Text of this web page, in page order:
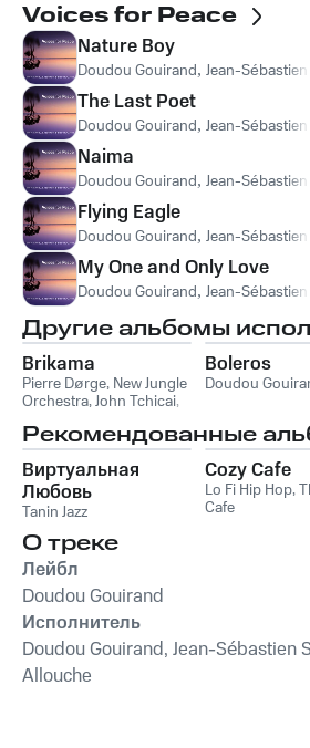
Voices for Peace
Nature Boy
Doudou Gouirand, Jean-Sébastien
The Last Poet
Doudou Gouirand, Jean-Sébastien
Naima
Doudou Gouirand, Jean-Sébastien
Flying Eagle
Doudou Gouirand, Jean-Sébastien
My One and Only Love
Doudou Gouirand, Jean-Sébastien
Другие альбомы
Brikama
Pierre Dørge, New Jungle
Orchestra,John Tchicai,
Gouirand,Michel Marre
Boleros
Doudou
Рекомендованные
Виртуальная
Любовь
Tanin Jazz
Cozy Cafe
Lo Fi Hip Hop,
Cafe
О треке
Лейбл
Doudou Gouirand
Исполнитель
Doudou Gouirand, Jean-Sébastien
Allouche